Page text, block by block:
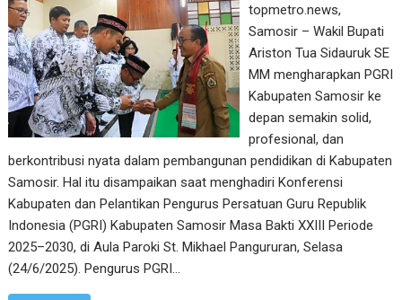
topmetro.news,
Samosir – Wakil Bupati
Ariston Tua Sidauruk SE
MM mengharapkan PGRI
Kabupaten Samosir ke
depan semakin solid,
profesional, dan
berkontribusi nyata dalam pembangunan pendidikan di Kabupaten
Samosir. Hal itu disampaikan saat menghadiri Konferensi
Kabupaten dan Pelantikan Pengurus Persatuan Guru Republik
Indonesia (PGRI) Kabupaten Samosir Masa Bakti XXIII Periode
2025–2030, di Aula Paroki St. Mikhael Pangururan, Selasa
(24/6/2025). Pengurus PGRI…